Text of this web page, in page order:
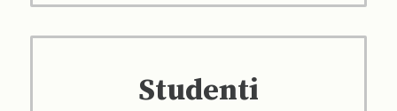
Studenti